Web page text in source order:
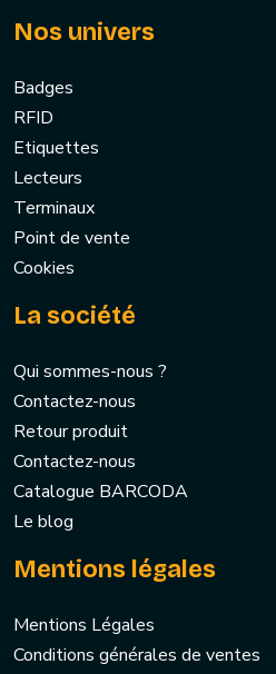
Nos univers
Badges
RFID
Etiquettes
Lecteurs
Terminaux
Point de vente
Cookies
La société
Qui sommes-nous ?
Contactez-nous
Retour produit
Contactez-nous
Catalogue BARCODA
Le blog
Mentions légales
Mentions Légales
Conditions générales de ventes